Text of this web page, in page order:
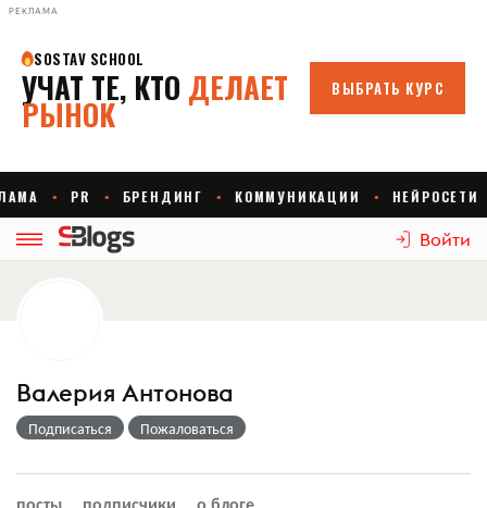
РЕКЛАМА
Войти
Валерия Антонова
Подписаться Пожаловаться
посты подписчики о блоге